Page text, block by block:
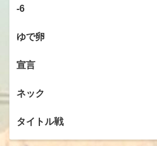
-6
ゆで卵
宣言
ネック
タイトル戦